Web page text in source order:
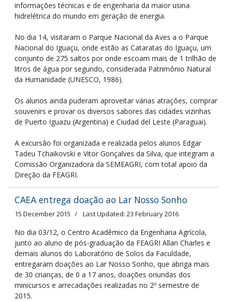
informações técnicas e de engenharia da maior usina
hidrelétrica do mundo em geração de energia.
No dia 14, visitaram o Parque Nacional da Aves a o Parque
Nacional do Iguaçu, onde estão as Cataratas do Iguaçu, um
conjunto de 275 saltos por onde escoam mais de 1 trilhão de
litros de água por segundo, considerada Patrimônio Natural
da Humanidade (UNESCO, 1986).
Os alunos ainda puderam aproveitar várias atrações, comprar
souvenirs e provar os diversos sabores das cidades vizinhas
de Puerto Iguazu (Argentina) e Ciudad del Leste (Paraguai).
A excursão foi organizada e realizada pelos alunos Edgar
Tadeu Tchaikovski e Vitor Gonçalves da Silva, que integram a
Comissão Organizadora da SEMEAGRI, com total apoio da
Direção da FEAGRI.
CAEA entrega doação ao Lar Nosso Sonho
15 December 2015 Last Updated: 23 February 2016
No dia 03/12, o Centro Acadêmico da Engenharia Agrícola,
junto ao aluno de pós-graduação da FEAGRI Allan Charles e
demais alunos do Laboratório de Solos da Faculdade,
entregaram doações ao Lar Nosso Sonho, que abriga mais
de 30 crianças, de 0 a 17 anos, doações oriundas dos
minicursos e arrecadações realizadas no 2º semestre de
2015.